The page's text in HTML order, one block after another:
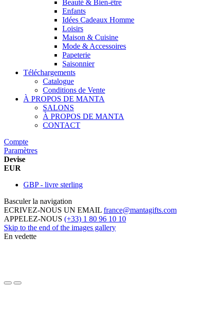
Beauté & Bien-être
Enfants
Idées Cadeaux Homme
Loisirs
Maison & Cuisine
Mode & Accessoires
Papeterie
Saisonnier
Téléchargements
Catalogue
Conditions de Vente
À PROPOS DE MANTA
SALONS
À PROPOS DE MANTA
CONTACT
Compte
Paramètres
Devise
EUR
GBP - livre sterling
Basculer la navigation
ECRIVEZ-NOUS UN EMAIL france@mantagifts.com
APPELEZ-NOUS (+33) 1 80 96 10 10
Skip to the end of the images gallery
En vedette